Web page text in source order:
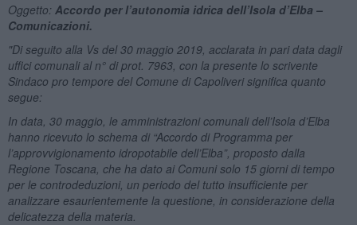
Oggetto: Accordo per l’autonomia idrica dell’Isola d’Elba –
Comunicazioni.
"Di seguito alla Vs del 30 maggio 2019, acclarata in pari data dagli
uffici comunali al n° di prot. 7963, con la presente lo scrivente
Sindaco pro tempore del Comune di Capoliveri significa quanto
segue:
In data, 30 maggio, le amministrazioni comunali dell’Isola d’Elba
hanno ricevuto lo schema di “Accordo di Programma per
l’approvvigionamento idropotabile dell’Elba”, proposto dalla
Regione Toscana, che ha dato ai Comuni solo 15 giorni di tempo
per le controdeduzioni, un periodo del tutto insufficiente per
analizzare esaurientemente la questione, in considerazione della
delicatezza della materia.